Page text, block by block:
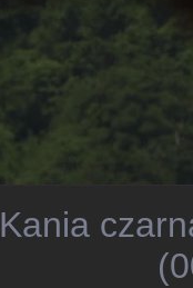
Kania